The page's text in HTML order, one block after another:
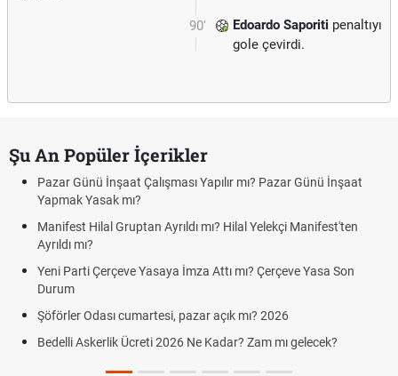
90' Edoardo Saporiti penaltıyı
gole çevirdi.
Şu An Popüler İçerikler
Pazar Günü İnşaat Çalışması Yapılır mı? Pazar Günü İnşaat
Yapmak Yasak mı?
Manifest Hilal Gruptan Ayrıldı mı? Hilal Yelekçi Manifest'ten
Ayrıldı mı?
Yeni Parti Çerçeve Yasaya İmza Attı mı? Çerçeve Yasa Son
Durum
Şöförler Odası cumartesi, pazar açık mı? 2026
Bedelli Askerlik Ücreti 2026 Ne Kadar? Zam mı gelecek?